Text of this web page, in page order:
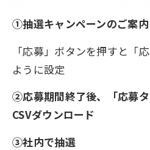
①抽選キャンペーンのご案
「応募」ボタンを押すと「
ように設定
②応募期間終了後、「応募
CSVダウンロード
③社内で抽選